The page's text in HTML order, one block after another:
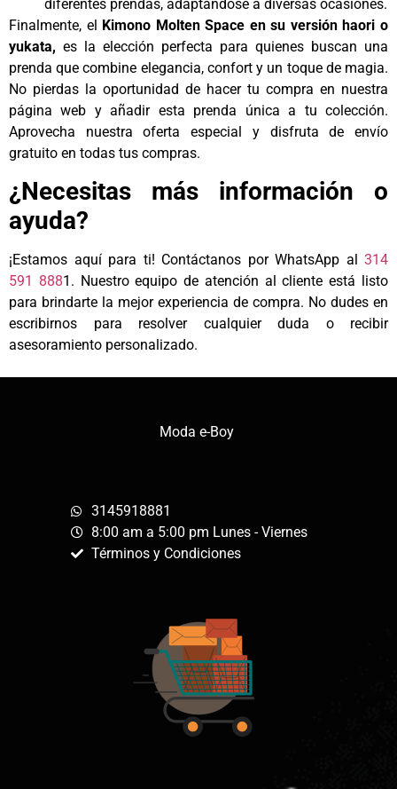
diferentes prendas, adaptándose a diversas ocasiones.
Finalmente, el Kimono Molten Space en su versión haori o
yukata, es la elección perfecta para quienes buscan una
prenda que combine elegancia, confort y un toque de magia.
No pierdas la oportunidad de hacer tu compra en nuestra
página web y añadir esta prenda única a tu colección.
Aprovecha nuestra oferta especial y disfruta de envío
gratuito en todas tus compras.
¿Necesitas más información o
ayuda?
¡Estamos aquí para ti! Contáctanos por WhatsApp al 314
591 8881. Nuestro equipo de atención al cliente está listo
para brindarte la mejor experiencia de compra. No dudes en
escribirnos para resolver cualquier duda o recibir
asesoramiento personalizado.
Moda e-Boy
3145918881
8:00 am a 5:00 pm Lunes - Viernes
Términos y Condiciones